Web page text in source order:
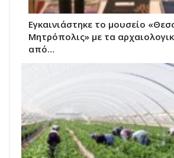
Εγκαινιάστηκε το μουσείο
Μητρόπολις» με τα
από…